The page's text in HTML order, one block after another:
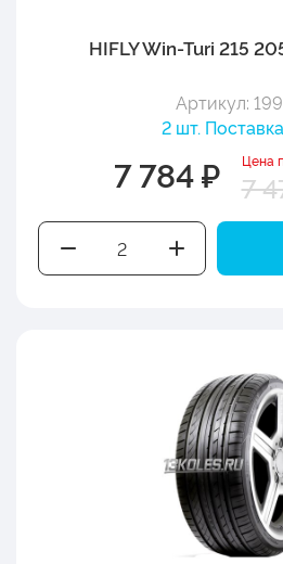
HIFLY Win-Turi 215
Артикул:
2 шт.
7 784 ₽ Цена
7